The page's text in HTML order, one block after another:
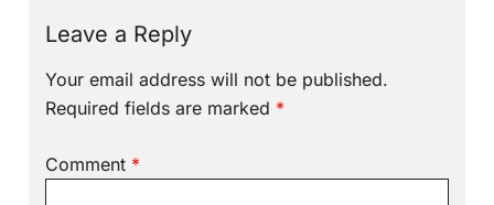
Leave a Reply
Your email address will not be published.
Required fields are marked *
Comment *